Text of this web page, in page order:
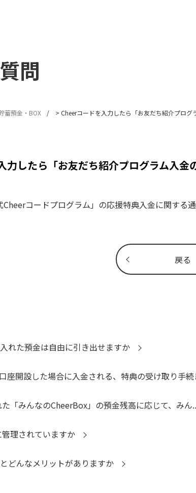
問
蓄預金・BOX > Cheerコードを入力したら「お友だち紹介プログ
戻る
力したら「お友だち紹介プログラム入金
Cheerコードプログラム」の応援特典入金に関する通
れた預金は自由に引き出せますか
座開設した場合に入金される、特典の受け取り手続
「みんなのCheerBox」の預金残高に応じて、みん
理されていますか
どんなメリットがありますか